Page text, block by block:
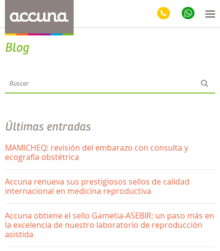
Blog
Últimas entradas
MAMICHEQ: revisión del embarazo con consulta y
ecografía obstétrica
Accuna renueva sus prestigiosos sellos de calidad
internacional en medicina reproductiva
Accuna obtiene el sello Gametia-ASEBIR: un paso más en
la excelencia de nuestro laboratorio de reproducción
asistida